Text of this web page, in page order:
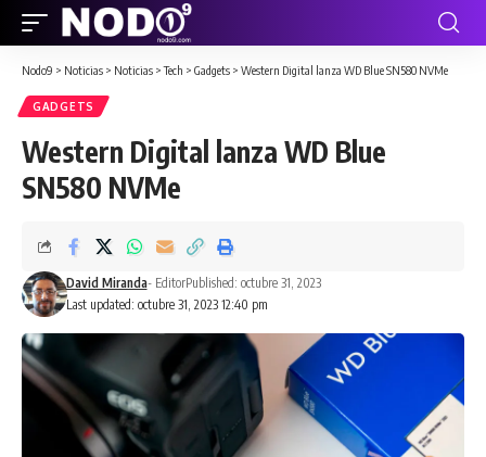
Nodo9 > Noticias > Noticias >Tech > Gadgets > Western Digital lanza WD Blue SN580 NVMe
GADGETS
Western Digital lanza WD Blue
SN580 NVMe
Last updated: octubre 31, 2023 12:40 pm
David Miranda- EditorPublished: octubre 31, 2023